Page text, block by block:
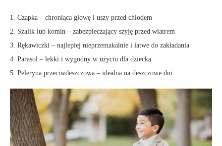
1. Czapka – chroniąca głowę i uszy przed chłodem
2. Szalik lub komin – zabezpieczający szyję przed wiatrem
3. Rękawiczki – najlepiej nieprzemakalnie i łatwe do zakładania
4. Parasol – lekki i wygodny w użyciu dla dziecka
5. Peleryna przeciwdeszczowa – idealna na deszczowe dni